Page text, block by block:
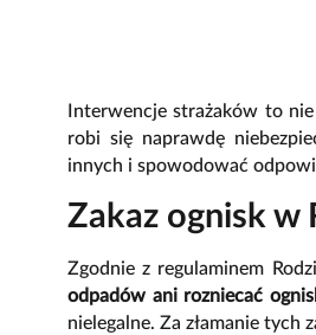
Interwencje strażaków to
robi się naprawdę
innych i spowodować
Zakaz ognisk w
Zgodnie z regulaminem
odpadów ani rozniecać
nielegalne. Za złamanie tych